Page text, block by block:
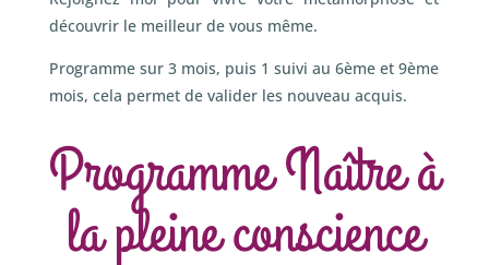
découvrir le meilleur de vous même.
Programme sur 3 mois, puis 1 suivi au 6ème et 9ème
mois, cela permet de valider les nouveau acquis.
Programme Naître à
la pleine conscience